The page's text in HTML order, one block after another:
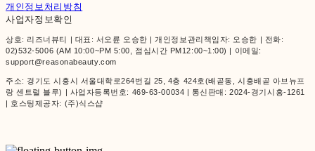
개인정보처리방침
사업자정보확인
상호: 리즈너뷰티 | 대표: 서오륜 오승한 | 개인정보관리책임자: 오승한 | 전화:
02)532-5006 (AM 10:00~PM 5:00, 점심시간 PM12:00~1:00) | 이메일:
support@reasonabeauty.com
주소: 경기도 시흥시 서울대학로264번길 25, 4층 424호(배곧동, 시흥배곧 아브뉴프
랑 센트럴 블루) | 사업자등록번호: 469-63-00034 | 통신판매:2024-경기시흥-1261
| 호스팅제공자: (주)식스샵